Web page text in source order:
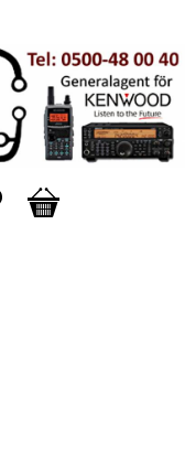
Favoriter
Kundvagn